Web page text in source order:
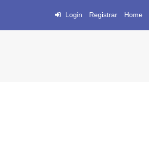
Login Registrar Home